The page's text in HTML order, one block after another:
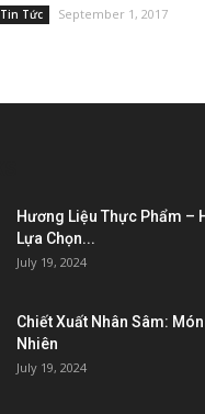
Tin Tức September 1, 2017
Hương Liệu Thực Phẩm –
Lựa Chọn...
July 19, 2024
Chiết Xuất Nhân Sâm:
Nhiên
July 19, 2024